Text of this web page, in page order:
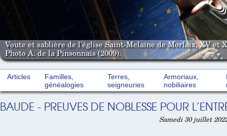
Voute et sablière de l'église Saint-Melaine de Morlaix, XV et
Photo A. de la Pinsonnais (2009).
Articles
Familles,
généalogies
Terres,
seigneuries
Armoriaux,
nobiliaires
BAUDE - PREUVES DE NOBLESSE POUR
Samedi 30 juillet